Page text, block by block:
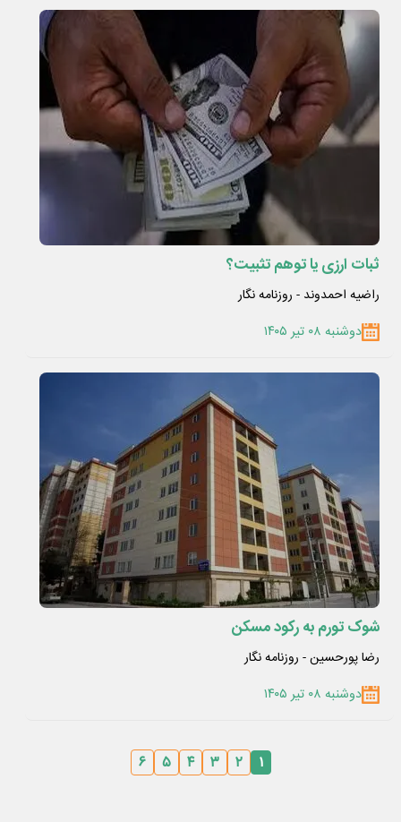
ثبات ارزی یا توهم تثبیت؟
راضیه احمدوند - روزنامه نگار
دوشنبه ۰۸ تیر ۱۴۰۵
شوک تورم به رکود مسکن
رضا پورحسین - روزنامه نگار
دوشنبه ۰۸ تیر ۱۴۰۵
۱ ۲ ۳ ۴ ۵ ۶